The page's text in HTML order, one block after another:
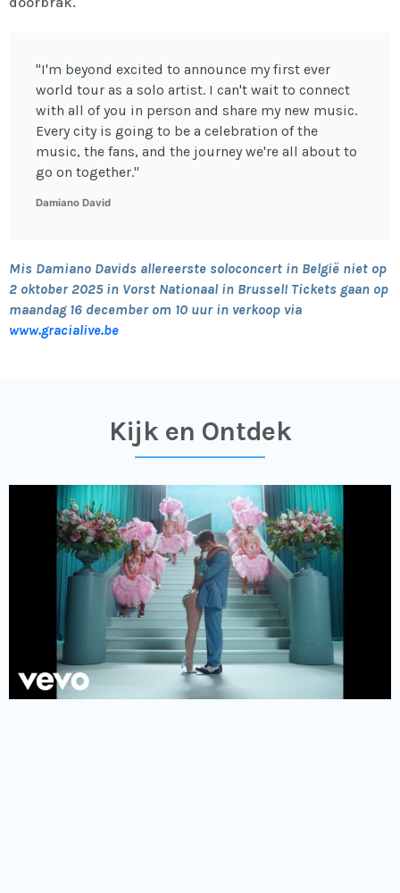
"I'm beyond excited to announce my first ever
world tour as a solo artist. I can't wait to connect
with all of you in person and share my new music.
Every city is going to be a celebration of the
music, the fans, and the journey we're all about to
go on together."
Damiano David
Mis Damiano Davids allereerste soloconcert in België niet op
2 oktober 2025 in Vorst Nationaal in Brussel! Tickets gaan op
maandag 16 december om 10 uur in verkoop via
www.gracialive.be
Kijk en Ontdek